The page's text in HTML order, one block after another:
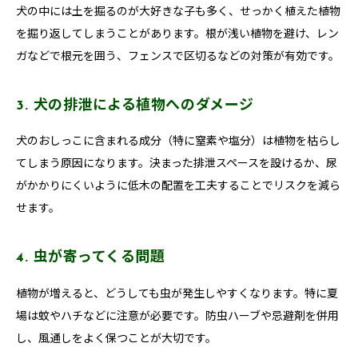
犬の中には土を掘るのが大好きな子も多く、せっかく植えた植物
を掘り返してしまうことがあります。根が浅い植物を避け、レン
ガなどで根元を囲う、フェンスで区切るなどの対策が有効です。
3. 犬の排泄による植物へのダメージ
犬のおしっこに含まれる成分（特に窒素や塩分）は植物を枯らし
てしまう原因になります。決まった排泄スペースを設けるか、尿
がかかりにくいように低木の配置を工夫することでリスクを減ら
せます。
4. 虫が寄ってくる問題
植物が増えると、どうしても虫が発生しやすくなります。特に夏
場は蚊やハチなどに注意が必要です。防虫ハーブや忌避剤を併用
し、風通しをよく保つことが大切です。